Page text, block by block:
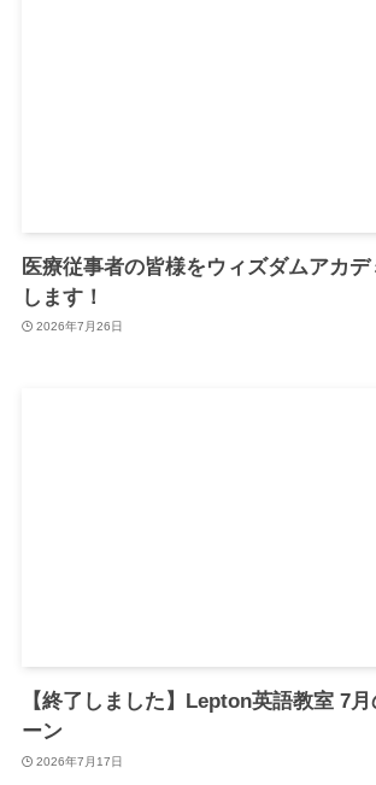
医療従事者の皆様をウィズダムアカデ
します！
2026年7月26日
【終了しました】Lepton英語教室 7
ーン
2026年7月17日